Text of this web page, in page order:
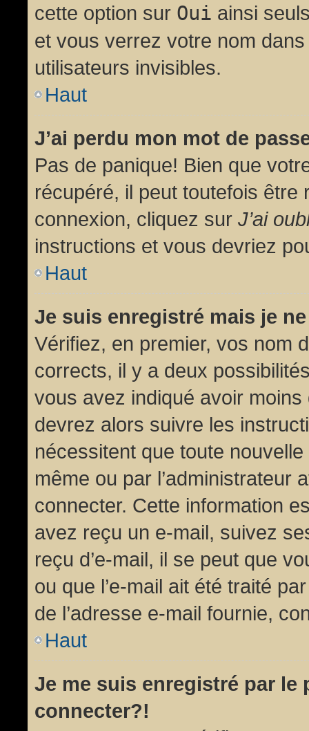
cette option sur Oui ainsi
et vous verrez votre nom
utilisateurs invisibles.
Haut
J’ai perdu mon mot de
Pas de panique! Bien que
récupéré, il peut toutefois être
connexion, cliquez sur J’ai
instructions et vous devriez
Haut
Je suis enregistré mais je
Vérifiez, en premier, vos nom
corrects, il y a deux
vous avez indiqué avoir
devrez alors suivre les
nécessitent que toute
même ou par l’administrateur
connecter. Cette information
avez reçu un e-mail, suivez
reçu d’e-mail, il se peut que
ou que l’e-mail ait été traité
de l’adresse e-mail fournie,
Haut
Je me suis enregistré par le
connecter?!